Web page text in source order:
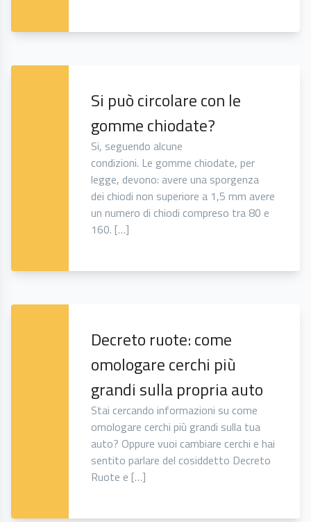
Si può circolare con le
gomme chiodate?
Si, seguendo alcune
condizioni. Le gomme chiodate, per
legge, devono: avere una sporgenza
dei chiodi non superiore a 1,5 mm avere
un numero di chiodi compreso tra 80 e
160. […]
Decreto ruote: come
omologare cerchi più
grandi sulla propria auto
Stai cercando informazioni su come
omologare cerchi più grandi sulla tua
auto? Oppure vuoi cambiare cerchi e hai
sentito parlare del cosiddetto Decreto
Ruote e […]